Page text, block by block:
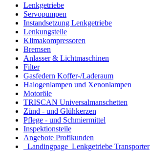
Lenkgetriebe
Servopumpen
Instandsetzung Lenkgetriebe
Lenkungsteile
Klimakompressoren
Bremsen
Anlasser & Lichtmaschinen
Filter
Gasfedern Koffer-/Laderaum
Halogenlampen und Xenonlampen
Motoröle
TRISCAN Universalmanschetten
Zünd - und Glühkerzen
Pflege - und Schmiermittel
Inspektionsteile
Angebote Profikunden
_Landingpage_Lenkgetriebe Transporter